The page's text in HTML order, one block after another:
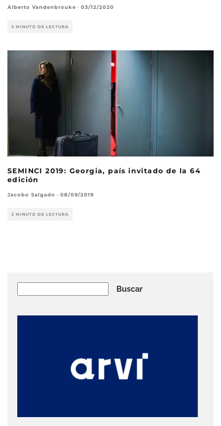
Alberto Vandenbrouke · 03/12/2020
3 MINUTO DE LECTURA
SEMINCI 2019: Georgia, país invitado de la 64
edición
Jacobo Salgado · 08/09/2019
2 MINUTO DE LECTURA
Buscar